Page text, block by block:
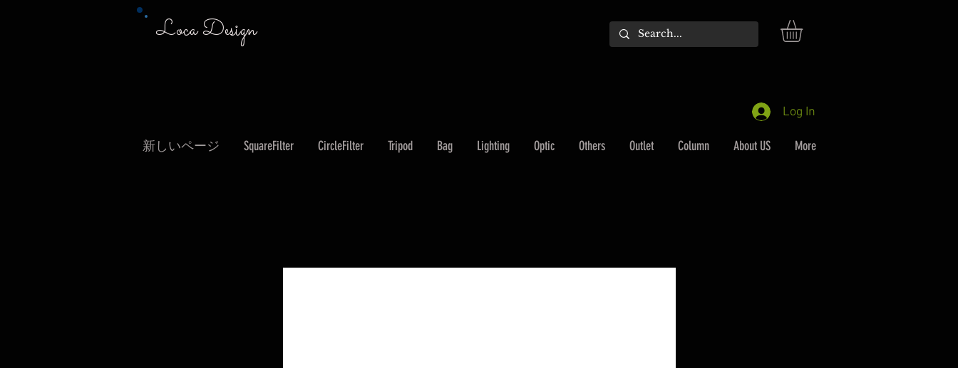
Loca Design
Log In
新しいページ SquareFilter CircleFilter Tripod Bag Lighting Optic Others Outlet Column About US More